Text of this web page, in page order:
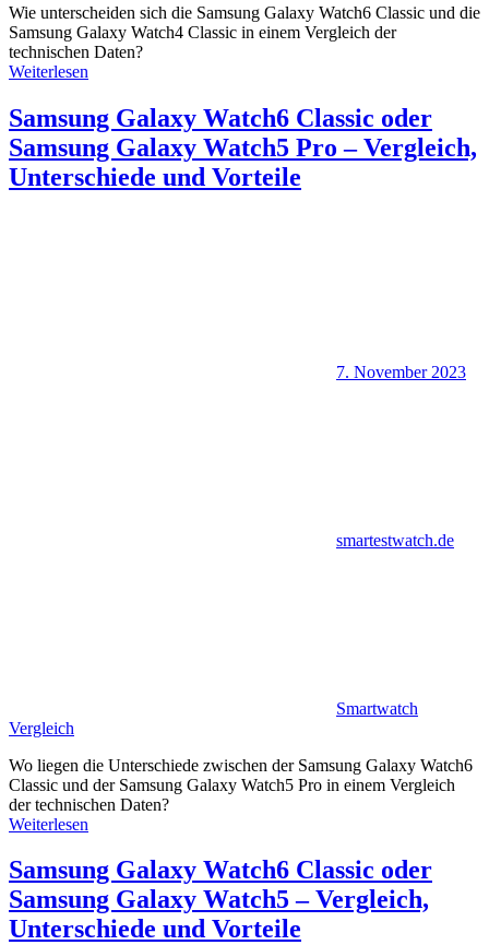
Wie unterscheiden sich die Samsung Galaxy Watch6 Classic und die
Samsung Galaxy Watch4 Classic in einem Vergleich der
technischen Daten?
Weiterlesen
Samsung Galaxy Watch6 Classic oder
Samsung Galaxy Watch5 Pro – Vergleich,
Unterschiede und Vorteile
7. November 2023
smartestwatch.de
Smartwatch
Vergleich
Wo liegen die Unterschiede zwischen der Samsung Galaxy Watch6
Classic und der Samsung Galaxy Watch5 Pro in einem Vergleich
der technischen Daten?
Weiterlesen
Samsung Galaxy Watch6 Classic oder
Samsung Galaxy Watch5 – Vergleich,
Unterschiede und Vorteile